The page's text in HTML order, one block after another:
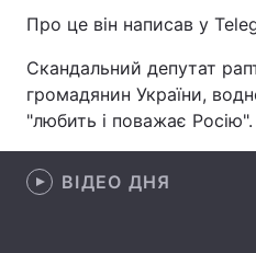
Техно і зв'язок
Зброя
Про це він написав у
Скандальний депутат
громадянин України,
"любить і поважає Росію".
ВІДЕО ДНЯ